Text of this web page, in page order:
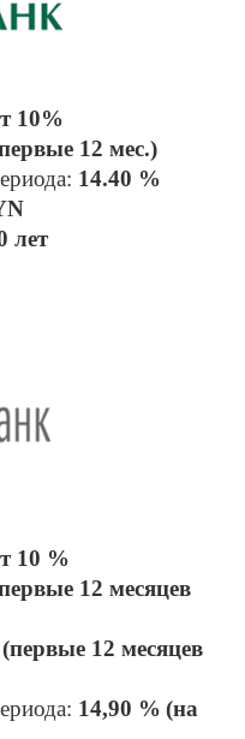
10%
12 мес.)
14.40 %
лет
10 %
12 месяцев
12 месяцев
14,90 % (на